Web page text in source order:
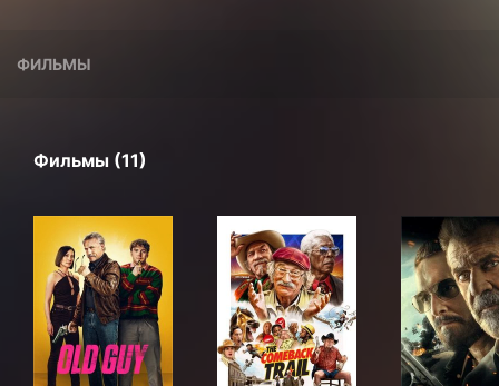
ФИЛЬМЫ
Фильмы (11)